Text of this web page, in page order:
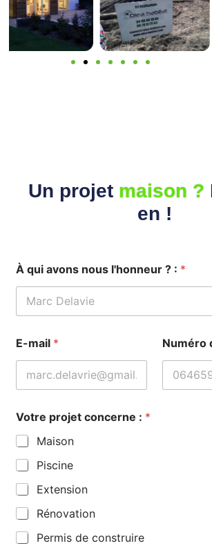
Un projet maison ?
en !
À qui avons nous l'honneur ? : *
E-mail *
i
Numéro
Votre projet concerne : *
Maison
Piscine
Extension
Rénovation
Permis de construire